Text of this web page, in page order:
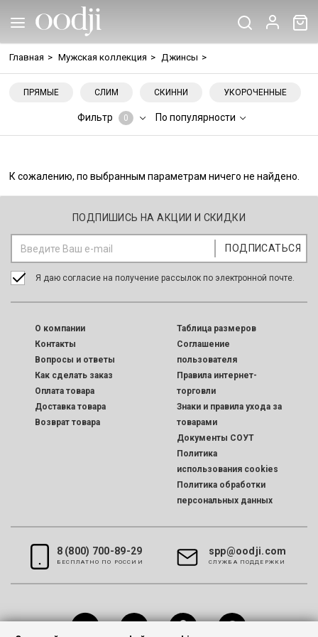
Главная > Мужская коллекция > Джинсы >
ПРЯМЫЕ СЛИМ СКИННИ УКОРОЧЕННЫЕ
Фильтр 0 По популярности
К сожалению, по выбранным параметрам ничего не найдено.
ПОДПИШИСЬ НА АКЦИИ И СКИДКИ
Я даю согласие на получение рассылок по электронной почте.
O компании
Контакты
Вопросы и ответы
Как сделать заказ
Оплата товара
Доставка товара
Возврат товара
Таблица размеров
Соглашение
пользователя
Правила интернет-
торговли
Знаки и правила ухода за
товарами
Документы СОУТ
Политика
использования cookies
Политика обработки
персональных данных
8 (800) 700-89-29
БЕСПЛАТНО ПО РОССИИ
spp@oodji.com
CЛУЖБА ПОДДЕРЖКИ